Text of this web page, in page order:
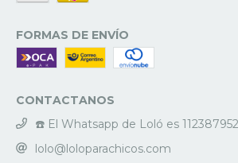
FORMAS DE ENVÍO
CONTACTANOS
☎️ El Whatsapp de Loló es
lolo@loloparachicos.com